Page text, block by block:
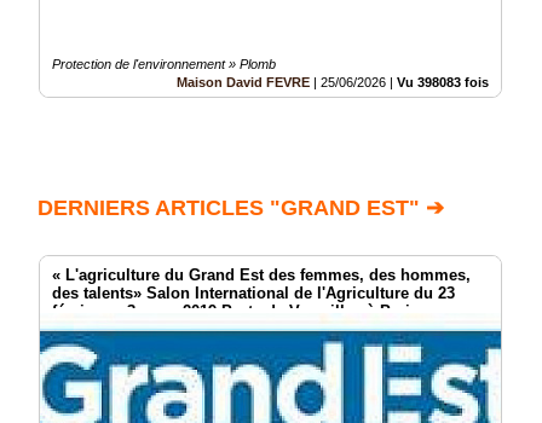
Protection de l'environnement » Plomb
Maison David FEVRE
25/06/2026 Vu 398083 fois
DERNIERS ARTICLES "GRAND EST" ➔
« L'agriculture du Grand Est des femmes, des hommes,
des talents» Salon International de l'Agriculture du 23
février au 3 mars 2019 Porte de Versailles à Paris